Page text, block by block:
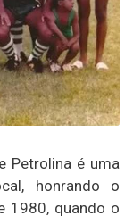
Petrolina é uma
honrando o
1980, quando o